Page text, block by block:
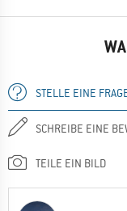
STELLE EINE
SCHREIBE EINE
TEILE EIN BILD